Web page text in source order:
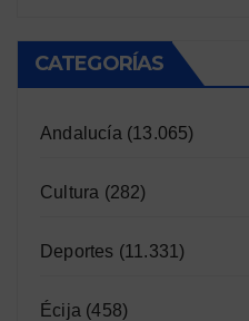
CATEGORÍAS
Andalucía (13.065)
Cultura (282)
Deportes (11.331)
Écija (458)